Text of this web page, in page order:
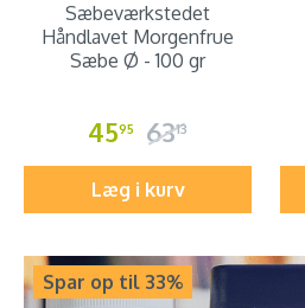
Sæbeværkstedet
Håndlavet Morgenfrue
Sæbe Ø - 100 gr
4595 6313
Læg i kurv
Spar op til 33%